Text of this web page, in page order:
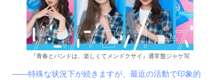
『青春とバンドは、楽しくてメンドクサイ』通常盤ジャケ写
――特殊な状況下が続きますが、最近の活動で印象的